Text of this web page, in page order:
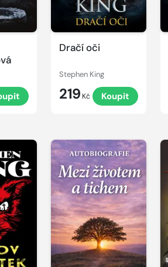
Dračí oči
Stephen King
219 Kč Koupit